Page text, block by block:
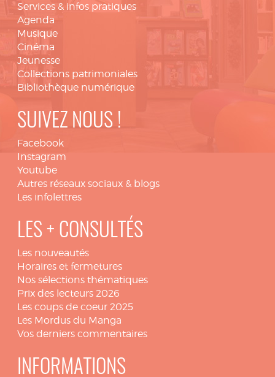
Services & infos pratiques
Agenda
Musique
Cinéma
Jeunesse
Collections patrimoniales
Bibliothèque numérique
SUIVEZ NOUS !
Facebook
Instagram
Youtube
Autres réseaux sociaux & blogs
Les infolettres
LES + CONSULTÉS
Les nouveautés
Horaires et fermetures
Nos sélections thématiques
Prix des lecteurs 2026
Les coups de coeur 2025
Les Mordus du Manga
Vos derniers commentaires
INFORMATIONS